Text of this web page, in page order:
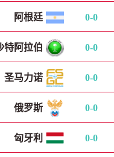
阿根廷 0-0
特阿拉伯 0-0
圣马力诺 0-0
俄罗斯 0-0
匈牙利 0-0